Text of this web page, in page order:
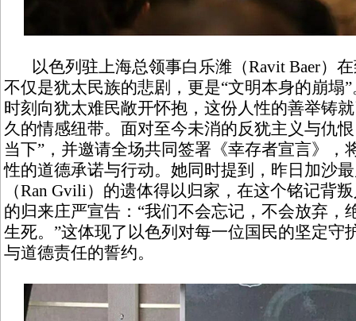
以色列驻上海总领事白乐潍（Ravit Baer）
不仅是犹太民族的悲剧，更是“文明本身的崩塌
时刻向犹太难民敞开怀抱，这份人性的善举铸
久的情感纽带。面对至今未消的反犹主义与仇
当下”，并邀请全场共同签署《幸存者宣言》，
性的道德承诺与行动。她同时提到，昨日加沙
（Ran Gvili）的遗体得以归家，在这个铭记背
的归来庄严宣告：“我们不会忘记，不会放弃
生死。”这体现了以色列对每一位国民的坚定守
与道德责任的誓约。